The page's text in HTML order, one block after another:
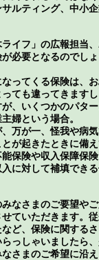
ルティング、中小
イフ」の広報担当、
必要となるのでし
ってくる保険は、
ても違ってきます
、いくつかのパタ
婦という場合。
万が一、怪我や病
が起きたときに備
保険や収入保障保
に対して補填でき
みなさまのご要望
ていただきます。
ど、保険に関する
っしゃいましたら
さまのご希望に沿